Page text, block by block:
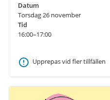
Datum
Torsdag 26 november
Tid
16:00–17:00
Upprepas vid fler tillfällen